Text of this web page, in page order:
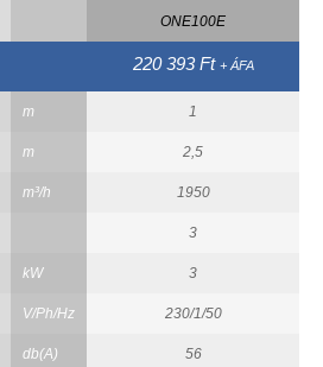
ONE100E
220 393 Ft + ÁFA
m 1
m 2,5
m³/h 1950
3
kW 3
V/Ph/Hz 230/1/50
db(A) 56